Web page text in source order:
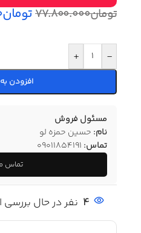
تومان۷۷.۸۰۰.۰۰۰تومان
-
+
افزودن
مسئول فروش
نام: حسین حمزه لو
تماس: 09011854191
تماس
4 نفر در حال